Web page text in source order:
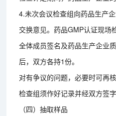
4.未次会议检查组向药品生产
交换意见。药品GMP认证现场
全体成员签名及药品生产企业
后，双方各持1份。
对有争议的问题，必要时可再
检查组须作好记录并经双方签字
（四）抽取样品